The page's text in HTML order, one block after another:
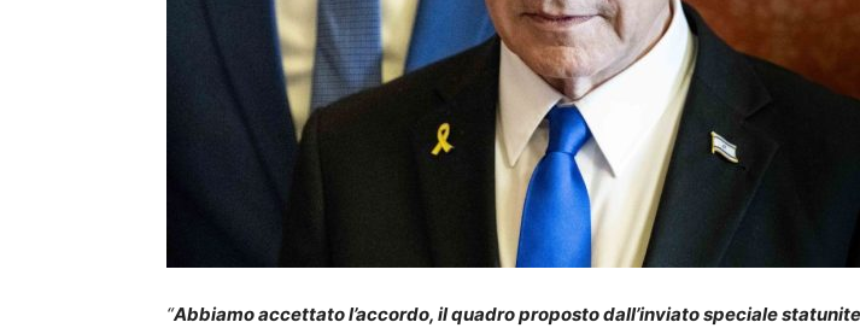
“Abbiamo accettato l’accordo, il quadro proposto dall’inviato speciale